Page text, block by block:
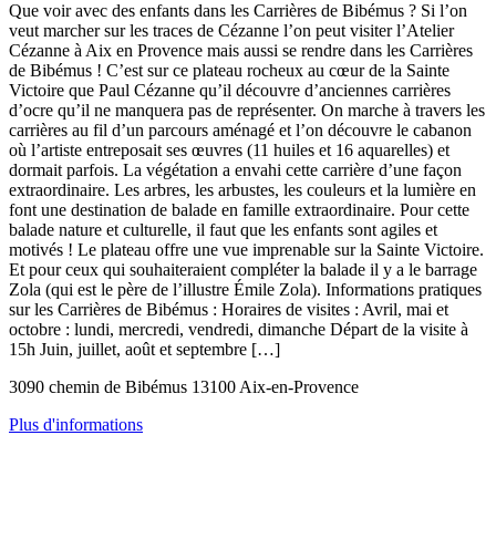
Que voir avec des enfants dans les Carrières de Bibémus ? Si l’on
veut marcher sur les traces de Cézanne l’on peut visiter l’Atelier
Cézanne à Aix en Provence mais aussi se rendre dans les Carrières
de Bibémus ! C’est sur ce plateau rocheux au cœur de la Sainte
Victoire que Paul Cézanne qu’il découvre d’anciennes carrières
d’ocre qu’il ne manquera pas de représenter. On marche à travers les
carrières au fil d’un parcours aménagé et l’on découvre le cabanon
où l’artiste entreposait ses œuvres (11 huiles et 16 aquarelles) et
dormait parfois. La végétation a envahi cette carrière d’une façon
extraordinaire. Les arbres, les arbustes, les couleurs et la lumière en
font une destination de balade en famille extraordinaire. Pour cette
balade nature et culturelle, il faut que les enfants sont agiles et
motivés ! Le plateau offre une vue imprenable sur la Sainte Victoire.
Et pour ceux qui souhaiteraient compléter la balade il y a le barrage
Zola (qui est le père de l’illustre Émile Zola). Informations pratiques
sur les Carrières de Bibémus : Horaires de visites : Avril, mai et
octobre : lundi, mercredi, vendredi, dimanche Départ de la visite à
15h Juin, juillet, août et septembre […]
3090 chemin de Bibémus 13100 Aix-en-Provence
Plus d'informations